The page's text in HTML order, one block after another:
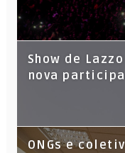
Show de
nova
ONGs e